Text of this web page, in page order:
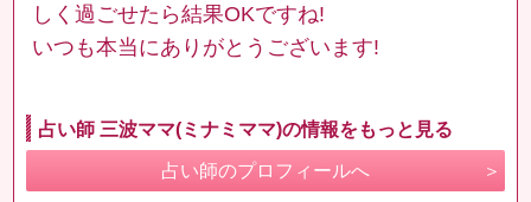
しく過ごせたら結果OKですね!
いつも本当にありがとうございます!
占い師 三波ママ(ミナミママ)の情報をもっと見る
占い師のプロフィールへ